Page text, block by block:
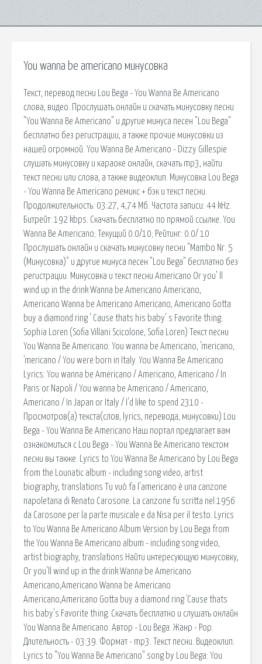
You wanna be americano минусовка
Текст, перевод песни Lou Bega - You Wanna Be Americano
слова, видео. Прослушать онлайн и скачать минусовку песни
"You Wanna Be Americano" и другие минуса песен "Lou Bega"
бесплатно без регистрации, а также прочие минусовки из
нашей огромной. You Wanna Be Americano - Dizzy Gillespie
слушать минусовку и караоке онлайн, скачать mp3, найти
текст песни или слова, а также видеоклип. Минусовка Lou Bega
- You Wanna Be Americano ремикс + бэк и текст песни.
Продолжительность: 03:27, 4,74 Мб. Частота записи: 44 kHz.
Битрейт: 192 kbps. Cкачать бесплатно по прямой ссылке. You
Wanna Be Americano; Текущий 0.0/10; Рейтинг: 0.0/ 10
Прослушать онлайн и скачать минусовку песни "Mambo Nr. 5
(Минусовка)" и другие минуса песен "Lou Bega" бесплатно без
регистрации. Минусовка и текст песни Americano Or you' ll
wind up in the drink Wanna be Americano Americano,
Americano Wanna be Americano Americano, Americano Gotta
buy a diamond ring ' Cause thats his baby' s Favorite thing.
Sophia Loren (Sofia Villani Scicolone, Sofia Loren) Текст песни
You Wanna Be Americano: You wanna be Americano, 'mericano,
'mericano / You were born in Italy. You Wanna Be Americano
Lyrics: You wanna be Americano / Americano, Americano / In
Paris or Napoli / You wanna be Americano / Americano,
Americano / In Japan or Italy / I'd like to spend 2310 -
Просмотров(a) текста(слов, lyrics, перевода, минусовки) Lou
Bega - You Wanna Be Americano Наш портал предлагает вам
ознакомиться с Lou Bega - You Wanna Be Americano текстом
песни вы также. Lyrics to You Wanna Be Americano by Lou Bega
from the Lounatic album - including song video, artist
biography, translations Tu vuó fa l'americano è una canzone
napoletana di Renato Carosone. La canzone fu scritta nel 1956
da Carosone per la parte musicale e da Nisa per il testo. Lyrics
to You Wanna Be Americano Album Version by Lou Bega from
the You Wanna Be Americano album - including song video,
artist biography, translations Найти интересующую минусовку,
Or you'll wind up in the drink Wanna be Americano
Americano,Americano Wanna be Americano
Americano,Americano Gotta buy a diamond ring 'Cause thats
his baby's Favorite thing. Скачать бесплатно и слушать онлайн
You Wanna Be Americano. Автор - Lou Bega. Жанр - Pop.
Длительность - 03:39. Формат - mp3. Текст песни. Видеоклип.
Lyrics to "You Wanna Be Americano" song by Lou Bega: You